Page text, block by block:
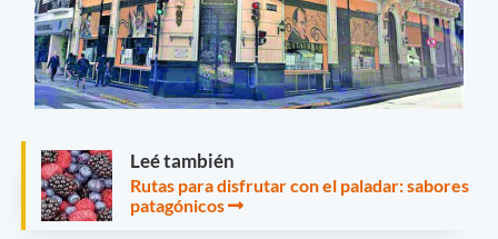
Leé también
Rutas para disfrutar con el paladar: sabores
patagónicos